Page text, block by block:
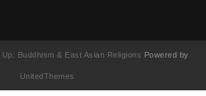
Buddhism & East Asian Religions Powered by
UnitedThemes